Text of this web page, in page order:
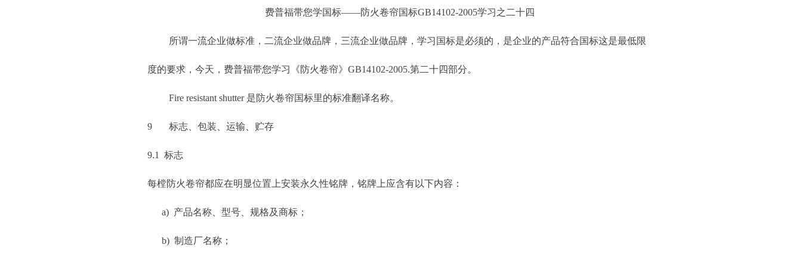
费普福带您学国标——防火卷帘国标GB14102-2005学习之二十四
所谓一流企业做标准，二流企业做品牌，三流企业做品牌，学习国标是必须的，是企业的产品符合国标这是最低限
度的要求，今天，费普福带您学习《防火卷帘》GB14102-2005.第二十四部分。
Fire resistant shutter 是防火卷帘国标里的标准翻译名称。
9 标志、包装、运输、贮存
9.1 标志
每樘防火卷帘都应在明显位置上安装永久性铭牌，铭牌上应含有以下内容：
a) 产品名称、型号、规格及商标；
b) 制造厂名称；